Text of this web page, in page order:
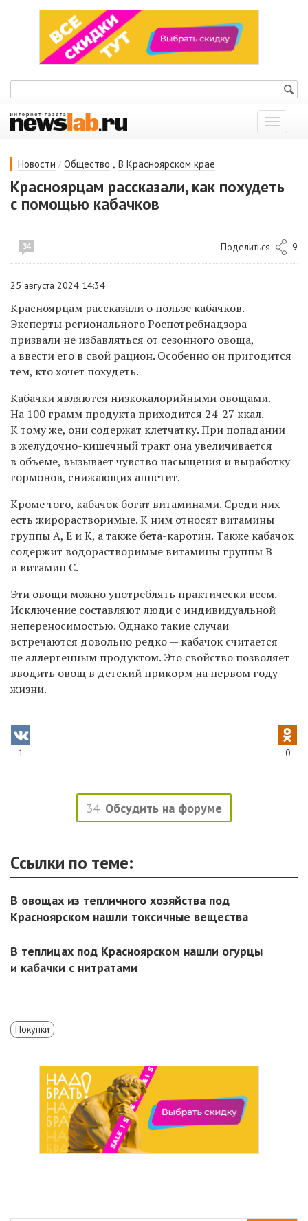
Показать
меню
Новости / Общество , В Красноярском крае
Красноярцам рассказали, как похудеть
с помощью кабачков
34 Поделиться 9
25 августа 2024 14:34
Красноярцам рассказали о пользе кабачков.
Эксперты регионального Роспотребнадзора
призвали не избавляться от сезонного овоща,
а ввести его в свой рацион. Особенно он пригодится
тем, кто хочет похудеть.
Кабачки являются низкокалорийными овощами.
На 100 грамм продукта приходится 24-27 ккал.
К тому же, они содержат клетчатку. При попадании
в желудочно-кишечный тракт она увеличивается
в объеме, вызывает чувство насыщения и выработку
гормонов, снижающих аппетит.
Кроме того, кабачок богат витаминами. Среди них
есть жирорастворимые. К ним относят витамины
группы А, Е и К, а также бета-каротин. Также кабачок
содержит водорастворимые витамины группы В
и витамин С.
Эти овощи можно употреблять практически всем.
Исключение составляют люди с индивидуальной
непереносимостью. Однако такие случаи
встречаются довольно редко — кабачок считается
не аллергенным продуктом. Это свойство позволяет
вводить овощ в детский прикорм на первом году
жизни.
1 0
34 Обсудить на форуме
Ссылки по теме:
В овощах из тепличного хозяйства под
Красноярском нашли токсичные вещества
В теплицах под Красноярском нашли огурцы
и кабачки с нитратами
Покупки